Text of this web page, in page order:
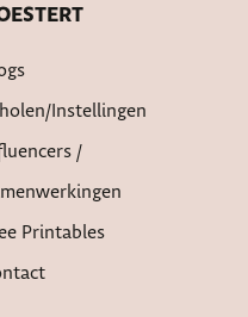
instellingen
/
Printables